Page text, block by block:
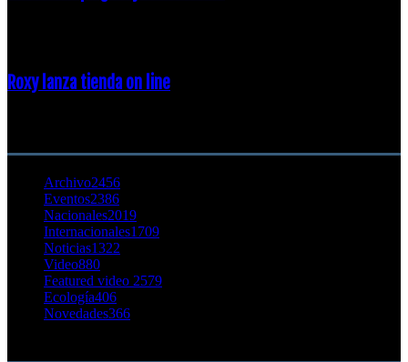
Roxy lanza tienda on line
Archivo2456
Eventos2386
Nacionales2019
Internacionales1709
Noticias1322
Video880
Featured video 2579
Ecología406
Novedades366